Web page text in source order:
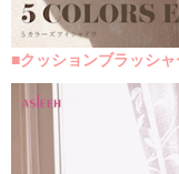
■クッションブラッシ